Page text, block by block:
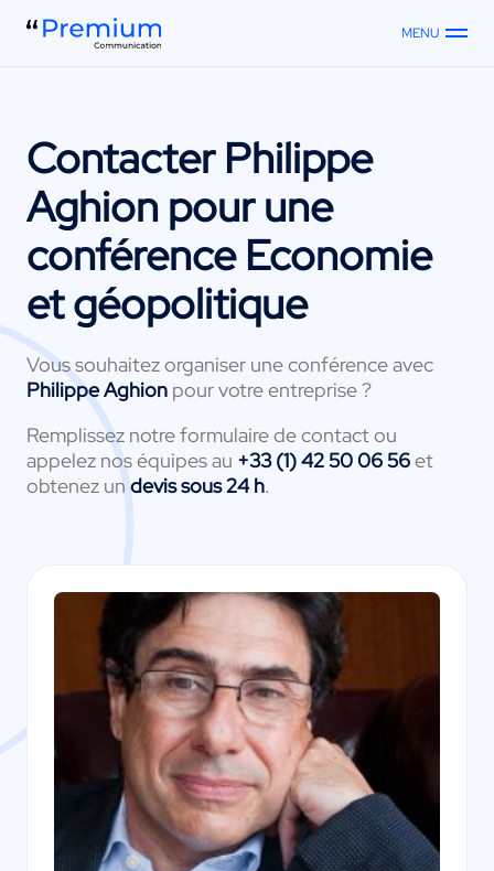
MENU
ContacterPhilippe
Aghionpour une
conférence Economie
et géopolitique
Vous souhaitez organiser une conférence avec
Philippe Aghion pour votre entreprise ?
Remplissez notre formulaire de contact ou
appelez nos équipes au +33 (1) 42 50 06 56et
obtenez un devis sous 24 h.